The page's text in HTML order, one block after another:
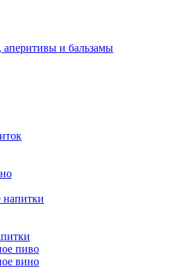
и бальзамы
напитки
пиво
вино